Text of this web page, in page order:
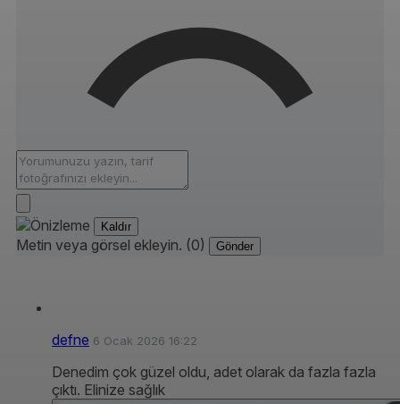
Kaldır
Metin veya görsel ekleyin. (0) Gönder
defne 6 Ocak 2026 16:22
Denedim çok güzel oldu, adet olarak da fazla fazla
çıktı. Elinize sağlık